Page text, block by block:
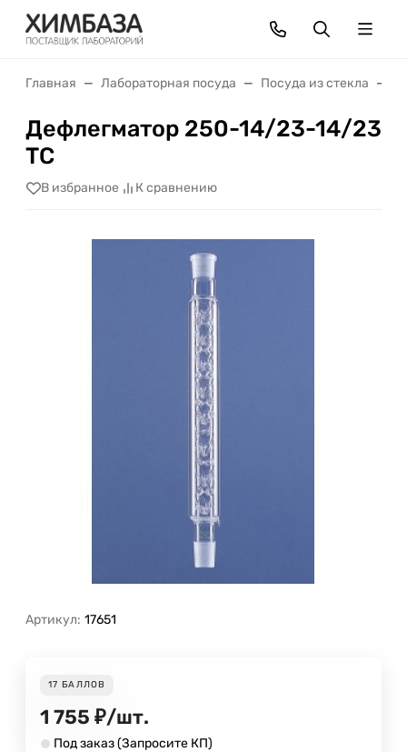
Главная Лабораторная посуда Посуда из стекла
Дефлегматор 250-14/23-14/23
ТС
В избранное К сравнению
Артикул: 17651
17 БАЛЛОВ
1 755 ₽/шт.
Под заказ (Запросите КП)